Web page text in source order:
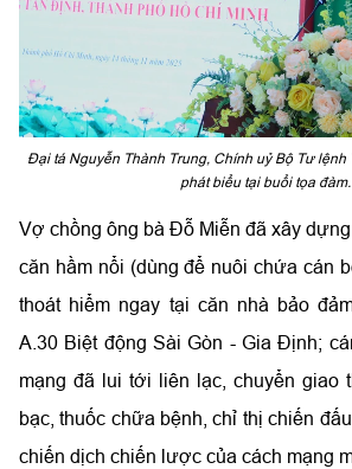
Đại tá Nguyễn Thành Trung, Chính uỷ Bộ Tư
phát biểu tại buổi tọa đàm.
Vợ chồng ông bà Đỗ Miễn đã xây
căn hầm nổi (dùng để nuôi chứa cán
thoát hiểm ngay tại căn nhà bảo
A.30 Biệt động Sài Gòn - Gia Định;
mạng đã lui tới liên lạc, chuyển giao
bạc, thuốc chữa bệnh, chỉ thị chiến
chiến dịch chiến lược của cách mạng